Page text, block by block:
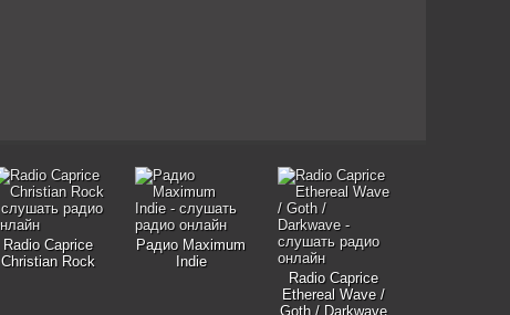
Radio Caprice
Christian Rock
Радио Maximum
Indie
Radio Caprice
Ethereal Wave /
Goth / Darkwave